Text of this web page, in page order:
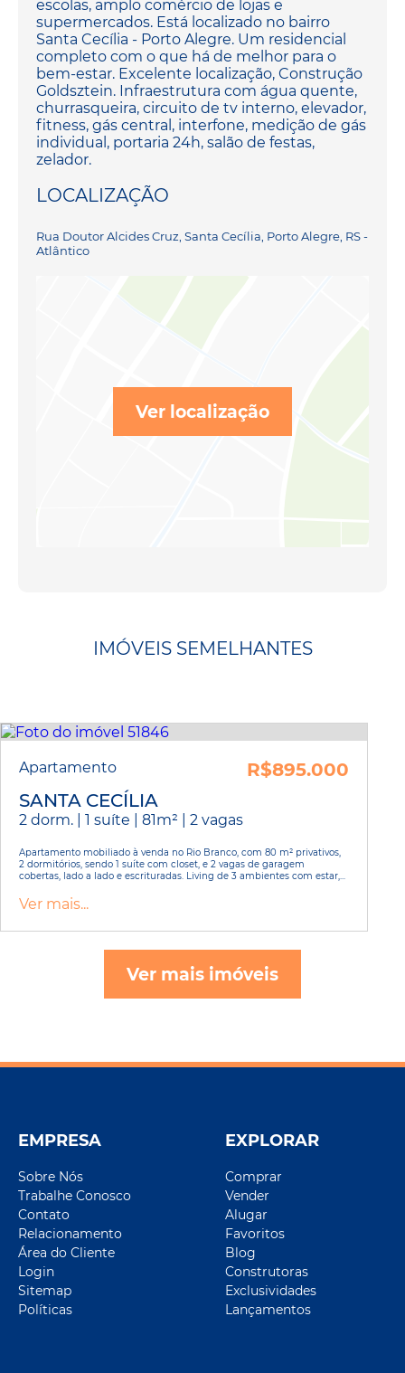
escolas, amplo comércio de lojas e
supermercados. Está localizado no bairro
Santa Cecília - Porto Alegre. Um residencial
completo com o que há de melhor para o
bem-estar. Excelente localização, Construção
Goldsztein. Infraestrutura com água quente,
churrasqueira, circuito de tv interno, elevador,
fitness, gás central, interfone, medição de gás
individual, portaria 24h, salão de festas,
zelador.
LOCALIZAÇÃO
Rua Doutor Alcides Cruz, Santa Cecília, Porto Alegre, RS -
Atlântico
Ver localização
IMÓVEIS SEMELHANTES
Apartamento
R$895.000
SANTA CECÍLIA
2 dorm. | 1 suíte | 81m² | 2 vagas
Apartamento mobiliado à venda no Rio Branco, com 80 m² privativos,
2 dormitórios, sendo 1 suíte com closet, e 2 vagas de garagem
cobertas, lado a lado e escrituradas. Living de 3 ambientes com estar,...
Ver mais...
Ver mais imóveis
EMPRESA
Sobre Nós
Trabalhe Conosco
Contato
Relacionamento
Área do Cliente
Login
Sitemap
Políticas
EXPLORAR
Comprar
Vender
Alugar
Favoritos
Blog
Construtoras
Exclusividades
Lançamentos